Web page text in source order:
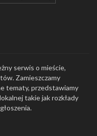
serwis o mieście,
Zamieszczamy
tematy, przedstawiamy
takie jak rozkłady